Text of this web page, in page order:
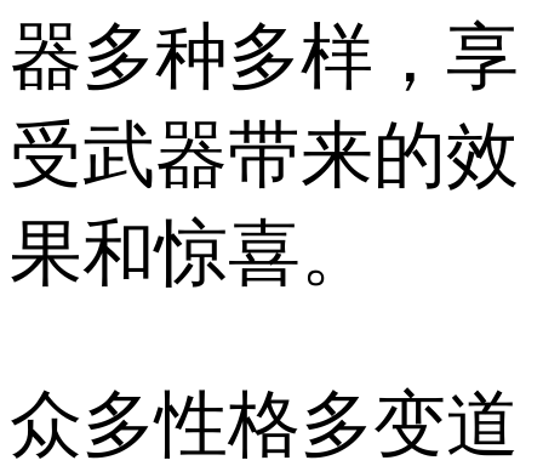
器多种多样，享
受武器带来的效
果和惊喜。
众多性格多变道